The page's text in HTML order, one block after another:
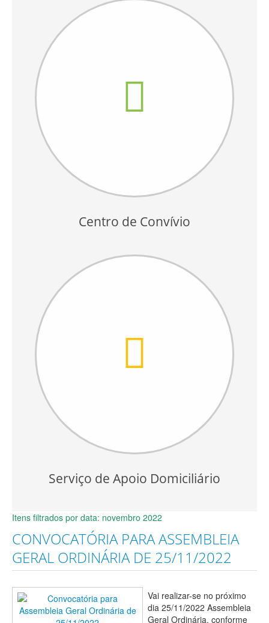
Centro de Convívio
Serviço de Apoio Domiciliário
Itens filtrados por data: novembro 2022
CONVOCATÓRIA PARA ASSEMBLEIA
GERAL ORDINÁRIA DE 25/11/2022
Vai realizar-se no próximo
dia 25/11/2022 Assembleia
Geral Ordinária, conforme